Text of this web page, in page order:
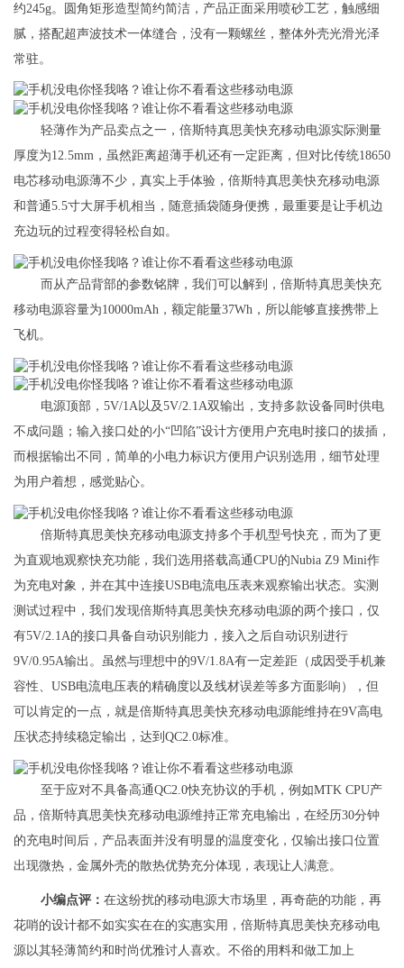
约245g。圆角矩形造型简约简洁，产品正面采用喷砂工艺，触感细
腻，搭配超声波技术一体缝合，没有一颗螺丝，整体外壳光滑光泽
常驻。
轻薄作为产品卖点之一，倍斯特真思美快充移动电源实际测量
厚度为12.5mm，虽然距离超薄手机还有一定距离，但对比传统18650
电芯移动电源薄不少，真实上手体验，倍斯特真思美快充移动电源
和普通5.5寸大屏手机相当，随意插袋随身便携，最重要是让手机边
充边玩的过程变得轻松自如。
而从产品背部的参数铭牌，我们可以解到，倍斯特真思美快充
移动电源容量为10000mAh，额定能量37Wh，所以能够直接携带上
飞机。
电源顶部，5V/1A以及5V/2.1A双输出，支持多款设备同时供电
不成问题；输入接口处的小“凹陷”设计方便用户充电时接口的拔插，
而根据输出不同，简单的小电力标识方便用户识别选用，细节处理
为用户着想，感觉贴心。
倍斯特真思美快充移动电源支持多个手机型号快充，而为了更
为直观地观察快充功能，我们选用搭载高通CPU的Nubia Z9 Mini作
为充电对象，并在其中连接USB电流电压表来观察输出状态。实测
测试过程中，我们发现倍斯特真思美快充移动电源的两个接口，仅
有5V/2.1A的接口具备自动识别能力，接入之后自动识别进行
9V/0.95A输出。虽然与理想中的9V/1.8A有一定差距（成因受手机兼
容性、USB电流电压表的精确度以及线材误差等多方面影响），但
可以肯定的一点，就是倍斯特真思美快充移动电源能维持在9V高电
压状态持续稳定输出，达到QC2.0标准。
至于应对不具备高通QC2.0快充协议的手机，例如MTK CPU产
品，倍斯特真思美快充移动电源维持正常充电输出，在经历30分钟
的充电时间后，产品表面并没有明显的温度变化，仅输出接口位置
出现微热，金属外壳的散热优势充分体现，表现让人满意。
小编点评： 在这纷扰的移动电源大市场里，再奇葩的功能，再
花哨的设计都不如实实在在的实惠实用，倍斯特真思美快充移动电
源以其轻薄简约和时尚优雅讨人喜欢。不俗的用料和做工加上